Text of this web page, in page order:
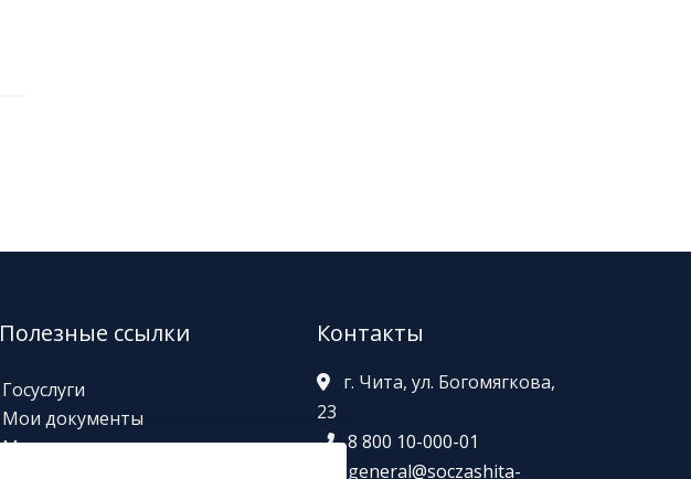
Полезные ссылки
Госуслуги
Мои документы
Министерство соц.
Контакты
г. Чита, ул. Богомягкова,
23
8 800 10-000-01
general@soczashita-